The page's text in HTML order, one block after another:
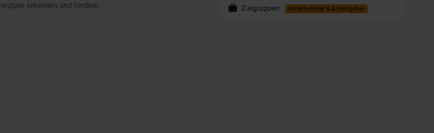
work Zielgruppen: Unternehmer & Arbeitgeber
erkennen und fördern